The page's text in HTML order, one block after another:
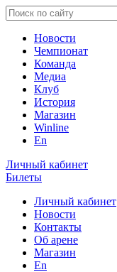
Новости
Чемпионат
Команда
Медиа
Клуб
История
Магазин
Winline
En
Личный кабинет
Билеты
Личный кабинет
Новости
Контакты
Об арене
Магазин
En